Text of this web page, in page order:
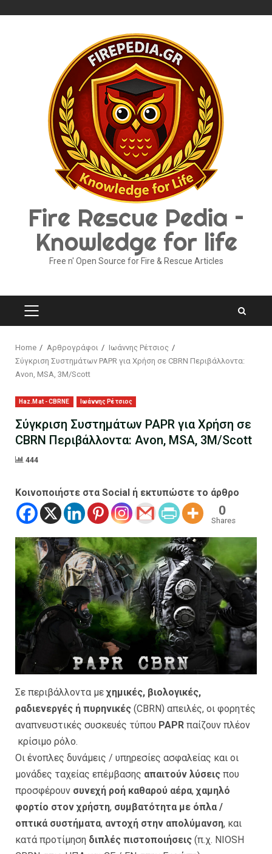
Fire Rescue Pedia –
Knowledge for life
Free n' Open Source for Fire & Rescue Articles
PRIMARY
Home Αρθρογράφοι
Ιωάννης Ρέτσιος
Σύγκριση Συστημάτων PAPR για Χρήση σε CBRN Περιβάλλοντα:
Avon, MSA, 3M/Scott
Haz.Mat - CBRNE Ιωάννης Ρέτσιος
Σύγκριση Συστημάτων PAPR για Χρήση σε
CBRN Περιβάλλοντα: Avon, MSA, 3M/Scott
444
Κοινοποιήστε στα Social ή εκτυπώστε το άρθρο
0
Shares
Σε περιβάλλοντα μεχημικές, βιολογικές,
ραδιενεργές ή πυρηνικές (CBRN) απειλές, οι φορητές
αναπνευστικές συσκευές τύπου PAPR παίζουν πλέον
κρίσιμο ρόλο.
Οι ένοπλες δυνάμεις / υπηρεσίες ασφαλείας και οι
μονάδες ταχείας επέμβασης απαιτούν λύσεις που
προσφέρουν συνεχή ροή καθαρού αέρα,χαμηλό
φορτίο στον χρήστη, συμβατότητα με όπλα /
οπτικά συστήματα, αντοχή στην απολύμανση, και
κατά προτίμηση διπλές πιστοποιήσεις (π.χ. NIOSH